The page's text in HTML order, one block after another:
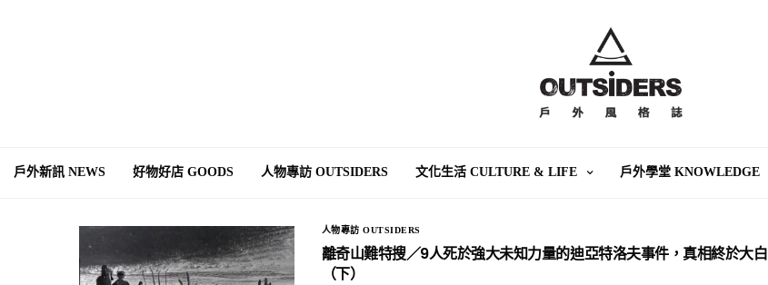
戶外新訊 NEWS 好物好店 GOODS 人物專訪 OUTSIDERS 文化生活 CULTURE & LIFE 戶外學堂 KNOWLEDGE
人物專訪 OUTSIDERS
離奇山難特搜／9人死於強大未知力量的迪亞特洛夫事件，真相終於大白
（下）